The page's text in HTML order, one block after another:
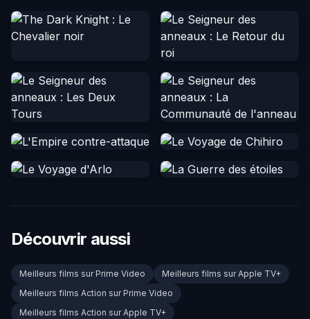
Découvrir aussi
Meilleurs films sur Prime Video
Meilleurs films sur Apple TV+
Meilleurs films Action sur Prime Video
Meilleurs films Action sur Apple TV+